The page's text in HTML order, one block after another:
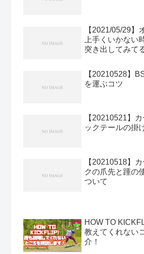
【2021/05/29】
上手くいかない
突き出してみて
【20210528】
を運ぶコツ
【20210521】
ックテールの掛
【20210518】
クの爪先と踵の
ついて
HOW TO
教えてくれない
介！